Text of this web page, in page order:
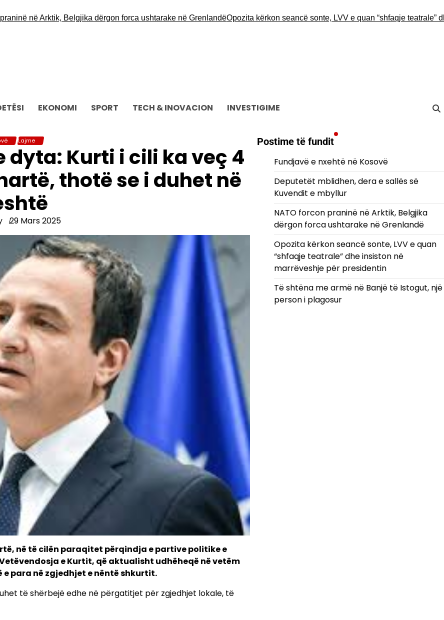
në Arktik, Belgjika dërgon forca ushtarake në GrenlandëOpozita kërkon seancë sonte, LVV e quan “shfaqje teatrale” dhe
EKONOMI SPORT TECH & INOVACION INVESTIGIME
Lajme
dyta: Kurti i cili ka veç 4
thotë se i duhet në
29 Mars 2025
në të cilën paraqitet përqindja e partive politike e
e Kurtit, që aktualisht udhëheqë në vetëm
e para në zgjedhjet e nëntë shkurtit.
të shërbejë edhe në përgatitjet për zgjedhjet lokale, të
Postime të fundit
Fundjavë e nxehtë në Kosovë
Deputetët mblidhen, dera e sallës së
Kuvendit e mbyllur
NATO forcon praninë në Arktik, Belgjika
dërgon forca ushtarake në Grenlandë
Opozita kërkon seancë sonte, LVV e quan
“shfaqje teatrale” dhe insiston në
marrëveshje për presidentin
Të shtëna me armë në Banjë të Istogut, një
person i plagosur